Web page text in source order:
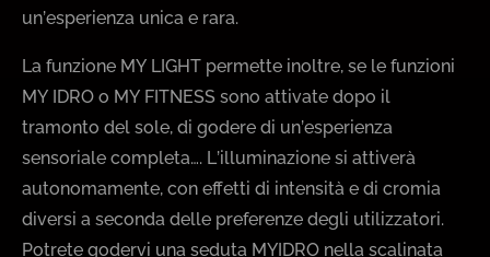
un’esperienza unica e rara.
La funzione MY LIGHT permette inoltre, se le funzioni
MY IDRO o MY FITNESS sono attivate dopo il
tramonto del sole, di godere di un’esperienza
sensoriale completa…. L’illuminazione si attiverà
autonomamente, con effetti di intensità e di cromia
diversi a seconda delle preferenze degli utilizzatori.
Potrete godervi una seduta MYIDRO nella scalinata